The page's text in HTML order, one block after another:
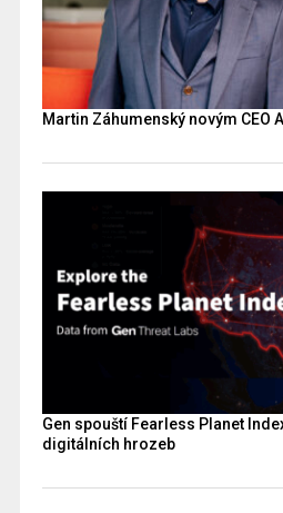
Martin Záhumenský novým CEO
Gen spouští Fearless Planet
digitálních hrozeb